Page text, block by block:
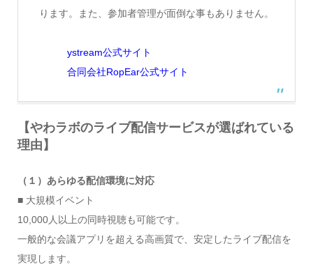
ります。また、参加者管理が面倒な事もありません。
ystream公式サイト
合同会社RopEar公式サイト
【やわラボのライブ配信サービスが選ばれている
理由】
（１）あらゆる配信環境に対応
■ 大規模イベント
10,000人以上の同時視聴も可能です。
一般的な会議アプリを超える高画質で、安定したライブ配信を
実現します。